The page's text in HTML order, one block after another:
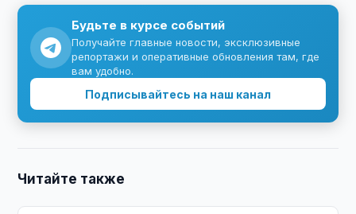
Будьте в курсе событий
Получайте главные новости, эксклюзивные
репортажи и оперативные обновления там, где
вам удобно.
Подписывайтесь на наш канал
Читайте также